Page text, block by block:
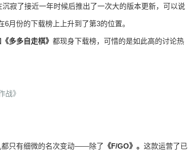
沉寂了接近一年时候后推出了一次大的版本更新，可以说
月份的下载榜上上升到了第3的位置。
多多自走棋》 都现身下载榜，可惜的是如此高的讨论热
战》
都只有细微的名次变动——除了 《F/GO》。 这款运营了已